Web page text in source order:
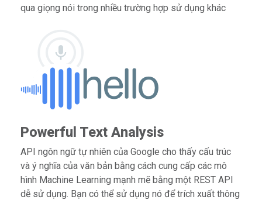
qua giọng nói trong nhiều trường hợp sử dụng khác
Powerful Text Analysis
API ngôn ngữ tự nhiên của Google cho thấy cấu trúc
và ý nghĩa của văn bản bằng cách cung cấp các mô
hình Machine Learning mạnh mẽ bằng một REST API
dễ sử dụng. Bạn có thể sử dụng nó để trích xuất thông